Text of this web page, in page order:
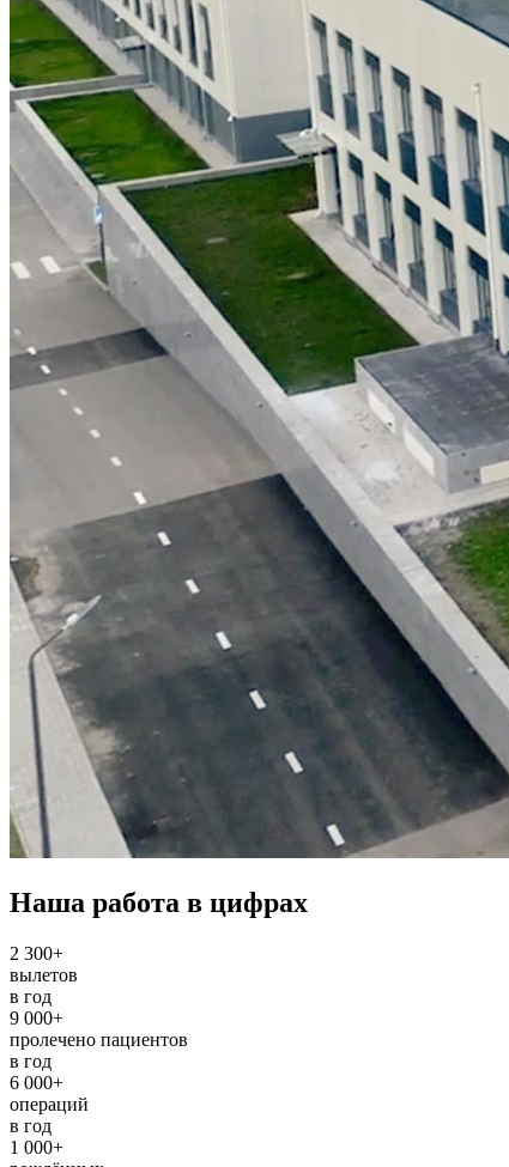
Наша работа в цифрах
2 300+
вылетов
в год
9 000+
пролечено пациентов
в год
6 000+
операций
в год
1 000+